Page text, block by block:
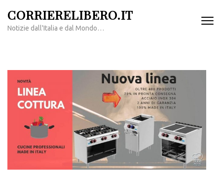
contenuto
CORRIERELIBERO.IT
Notizie dall'Italia e dal Mondo…